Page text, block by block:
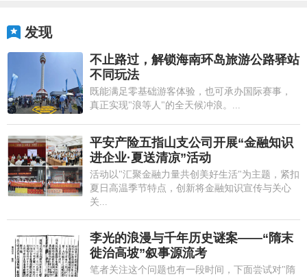
发现
不止路过，解锁海南环岛旅游公路驿站
不同玩法
既能满足零基础游客体验，也可承办国际赛事，
真正实现"浪等人"的全天候冲浪。...
平安产险五指山支公司开展“金融知识
进企业·夏送清凉”活动
活动以"汇聚金融力量共创美好生活"为主题，紧扣
夏日高温季节特点，创新将金融知识宣传与关心
关...
李光的浪漫与千年历史谜案——“隋末
徙治高坡”叙事源流考
笔者关注这个问题也有一段时间，下面尝试对"隋